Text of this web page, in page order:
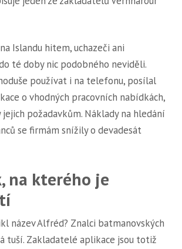
Islandu hitem, uchazeči ani
té doby nic podobného neviděli.
používat i na telefonu, posílal
o vhodných pracovních nabídkách,
požadavkům. Náklady na hledání
se firmám snížily o devadesát
na kterého je
název Alfréd? Znalci batmanovských
tuší. Zakladatelé aplikace jsou totiž